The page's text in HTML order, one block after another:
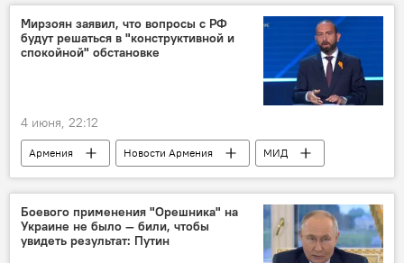
Мирзоян заявил, что вопросы с РФ
будут решаться в "конструктивной и
спокойной" обстановке
4 июня, 22:12
Армения Новости Армения
МИД
Арарат Мирзоян
Россия
Боевого применения "Орешника" на
Украине не было — били, чтобы
увидеть результат: Путин